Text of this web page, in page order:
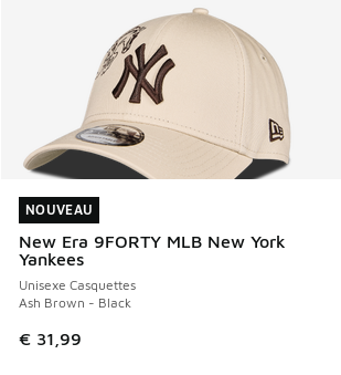
NOUVEAU
New Era 9FORTY MLB New York
Yankees
Unisexe Casquettes
Ash Brown - Black
€ 31,99
NOUVEAU